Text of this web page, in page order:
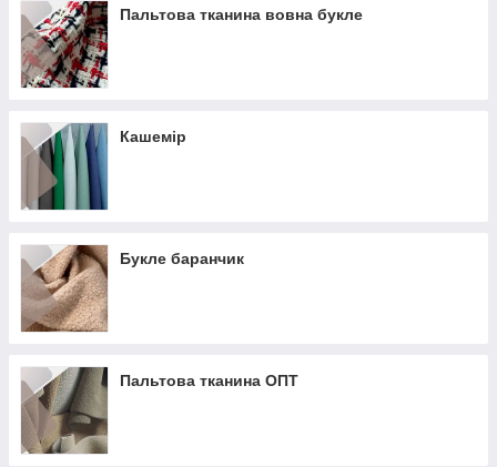
одного кольоруПальтова тканина вовна букле
Кашемір
Букле баранчик
Пальтова тканина ОПТ